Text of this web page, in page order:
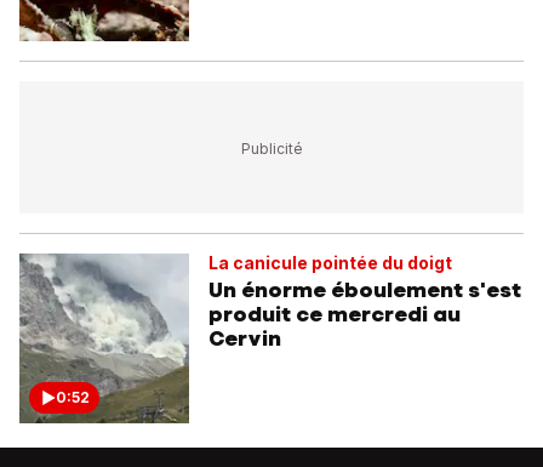
0:52
La canicule pointée du doigt
Un énorme éboulement s'est
produit ce mercredi au
Cervin